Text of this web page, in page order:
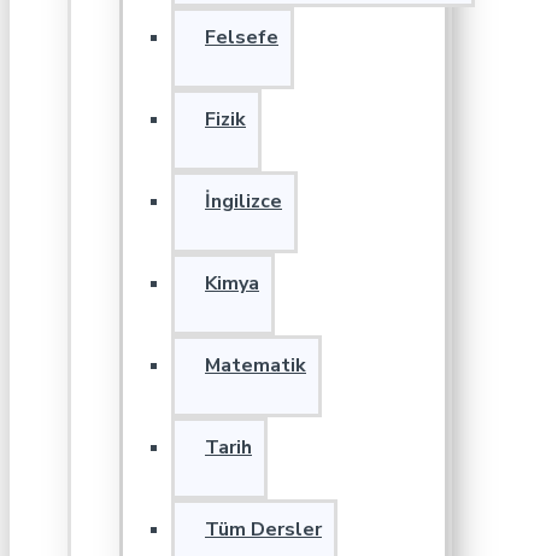
Felsefe
Fizik
İngilizce
Kimya
Matematik
Tarih
Tüm Dersler